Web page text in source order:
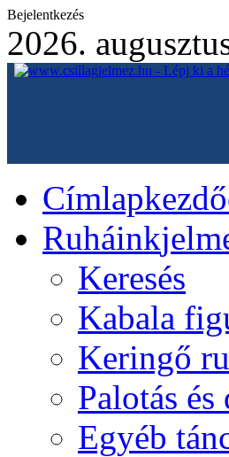
Bejelentkezés
2026.
Címlap
Ruháink
Keresés
Kabala
Keringő
Palotás
Egyéb